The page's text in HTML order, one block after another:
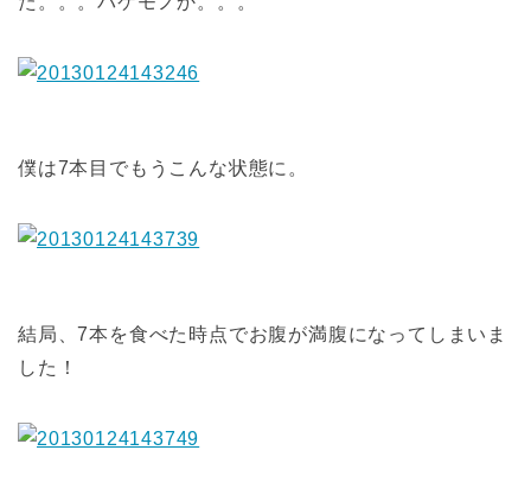
僕は7本目でもうこんな状態に。
結局、7本を食べた時点でお腹が満腹になってしまいま
した！